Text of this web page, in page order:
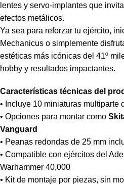
lentes y servo-implantes que
efectos metálicos.
Ya sea para reforzar tu ejército,
Mechanicus o simplemente
estéticas más icónicas del 41º
hobby y resultados impactantes.
Características técnicas del
• Incluye 10 miniaturas multiparte
• Opciones para montar como
Vanguard
• Peanas redondas de 25 mm
• Compatible con ejércitos del
Warhammer 40,000
• Kit de montaje por piezas, sin